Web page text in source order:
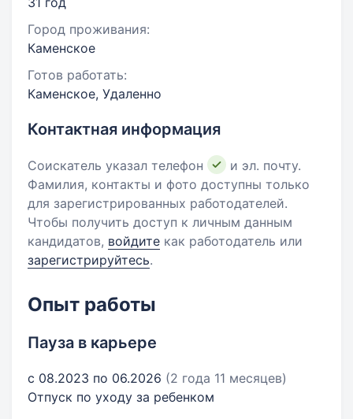
Город проживания:
Каменское
Готов работать:
Каменское, Удаленно
Контактная информация
Соискатель указал телефон
и эл. почту.
Фамилия, контакты и фото доступны только
для зарегистрированных работодателей.
Чтобы получить доступ к личным данным
кандидатов, войдите как работодатель или
зарегистрируйтесь.
Опыт работы
Пауза в карьере
с 08.2023 по 06.2026 (2 года 11 месяцев)
Отпуск по уходу за ребенком